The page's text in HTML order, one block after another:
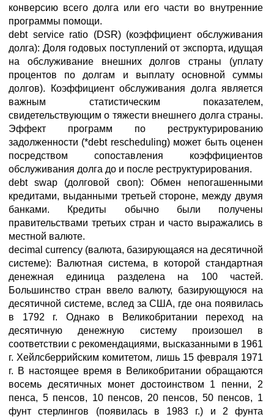
конверсию всего долга или его части во внутренние
программы помощи.
debt service ratio (DSR) (коэффициент обслуживания
долга): Доля годовых поступлений от экспорта, идущая
на обслуживание внешних долгов страны (уплату
процентов по долгам и выплату основной суммы
долгов). Коэффициент обслуживания долга является
важным статистическим показателем,
свидетельствующим о тяжести внешнего долга страны.
Эффект программ по реструктурированию
задолженности (*debt rescheduling) может быть оценен
посредством сопоставления коэффициентов
обслуживания долга до и после реструктурирования.
debt swap (долговой своп): Обмен непогашенными
кредитами, выданными третьей стороне, между двумя
банками. Кредиты обычно были получены
правительствами третьих стран и часто выражались в
местной валюте.
decimal currency (валюта, базирующаяся на десятичной
системе): Валютная система, в которой стандартная
денежная единица разделена на 100 частей.
Большинство стран ввело валюту, базирующуюся на
десятичной системе, вслед за США, где она появилась
в 1792 г. Однако в Великобритании переход на
десятичную денежную систему произошел в
соответствии с рекомендациями, высказанными в 1961
г. Хейлсберрийским комитетом, лишь 15 февраля 1971
г. В настоящее время в Великобритании обращаются
восемь десятичных монет достоинством 1 пенни, 2
пенса, 5 пенсов, 10 пенсов, 20 пенсов, 50 пенсов, 1
фунт стерлингов (появилась в 1983 г.) и 2 фунта